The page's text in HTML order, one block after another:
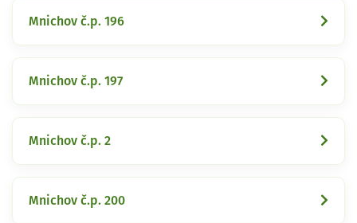
Mnichov č.p. 196
Mnichov č.p. 197
Mnichov č.p. 2
Mnichov č.p. 200